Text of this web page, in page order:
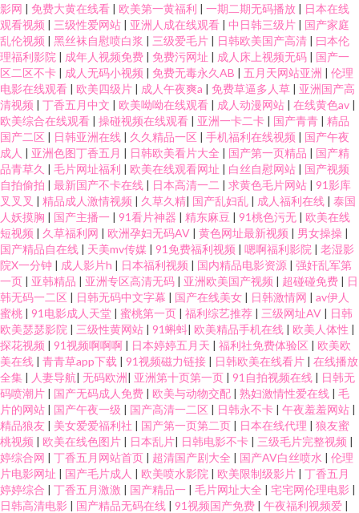
影网 | 免费大黄在线看 | 欧美第一黄福利 | 一期二期无码播放 | 日本在线
观看视频 | 三级性爱网站 | 亚洲人成在线观看 | 中日韩三级片 | 国产家庭
乱伦视频 | 黑丝袜自慰喷白浆 | 三级爱毛片 | 日韩欧美国产高清 | 曰本伦
理福利影院 | 成年人视频免费 | 免费污网址 | 成人床上视频无码 | 国产一
区二区不卡 | 成人无码小视频 | 免费无毒永久AB | 五月天网站亚洲 | 伦理
电影在线观看 | 欧美四级片 | 成人午夜爽a | 免费草逼多人草 | 亚洲国产高
清视频 | 丁香五月中文 | 欧美呦呦在线观看 | 成人动漫网站 | 在线黄色av |
欧美综合在线观看 | 操碰视频在线观看 | 亚洲一卡二卡 | 国产青青 | 精品
国产二区 | 日韩亚洲在线 | 久久精品一区 | 手机福利在线视频 | 国产午夜
成人 | 亚洲色图丁香五月 | 日韩欧美看片大全 | 国产第一页精品 | 国产精
品青草久 | 毛片网址福利 | 欧美在线观看网址 | 白丝自慰网站 | 国产视频
自拍偷拍 | 最新国产不卡在线 | 日本高清一二 | 求黄色毛片网站 | 91影库
叉叉叉 | 精品成人激情视频 | 久草久精| 国产乱妇乱 | 成人福利在线 | 泰国
人妖摸胸 | 国产主播一 | 91看片神器 | 精东麻豆 | 91桃色污无 | 欧美在线
短视频 | 久草福利网 | 欧洲孕妇无码AV | 黄色网址最新视频 | 男女操操 |
国产精品自在线 | 天美mv传媒 | 91免费福利视频 | 嗯啊福利影院 | 老湿影
院X一分钟 | 成人影片h | 日本福利视频 | 国内精品电影资源 | 强奸乱军第
一页 | 亚韩精品 | 亚洲专区高清无码 | 亚洲欧美国产视频 | 超碰碰免费 | 日
韩无码一二区 | 日韩无码中文字幕 | 国产在线美女 | 日韩激情网 | av伊人
蜜桃 | 91电影成人天堂 | 蜜桃第一页 | 福利综艺推荐 | 三级网址AV | 日韩
欧美瑟瑟影院 | 三级性黄网站 | 91蝌蚪| 欧美精品手机在线 | 欧美人体性 |
探花视频 | 91视频啊啊啊 | 日本婷婷五月天 | 福利社免费体验区 | 欧美欧
美在线 | 青青草app下载 | 91视频磁力链接 | 日韩欧美在线看片 | 在线播放
全集 | 人妻导航| 无码欧洲| 亚洲第十页第一页 | 91自拍视频在线 | 日韩无
码喷潮片 | 国产无码成人免费 | 欧美与动物交配 | 熟妇激情性爱在线 | 毛
片的网站 | 国产午夜一级 | 国产高清一二区 | 日韩永不卡 | 午夜羞羞网站 |
精品狼友 | 美女爱爱福利社 | 国产第一页第二页 | 日本在线代理 | 狼友蜜
桃视频 | 欧美在线色图片 | 日本乱片| 日韩电影不卡 | 三级毛片完整视频 |
婷综合网 | 丁香五月网站首页 | 超清国产剧大全 | 国产AV白丝喷水 | 伦理
片电影网址 | 国产毛片成人 | 欧美喷水影院 | 欧美限制级影片 | 丁香五月
婷婷综合 | 丁香五月激激 | 国产精品一 | 毛片网址大全 | 宅宅网伦理电影 |
日韩高清电影 | 国产精品无码在线 | 91视频国产免费 | 午夜福利视频爱 |